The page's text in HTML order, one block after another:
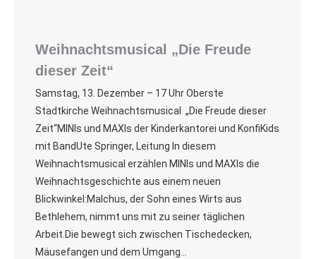
Weihnachtsmusical „Die Freude
dieser Zeit“
Samstag, 13. Dezember – 17 Uhr Oberste
Stadtkirche Weihnachtsmusical „Die Freude dieser
Zeit“MINIs und MAXIs der Kinderkantorei und KonfiKids
mit BandUte Springer, Leitung In diesem
Weihnachtsmusical erzählen MINIs und MAXIs die
Weihnachtsgeschichte aus einem neuen
Blickwinkel:Malchus, der Sohn eines Wirts aus
Bethlehem, nimmt uns mit zu seiner täglichen
Arbeit.Die bewegt sich zwischen Tischedecken,
Mäusefangen und dem Umgang…